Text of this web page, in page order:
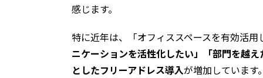
感じます。
特に近年は、「オフィススペースを有効活
ニケーションを活性化したい」「部門を越
としたフリーアドレス導入が増加しています